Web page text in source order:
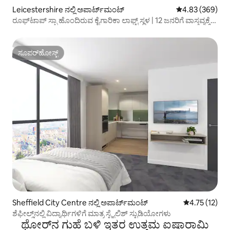
Leicestershire ನಲ್ಲಿ ಅಪಾರ್ಟ್‌ಮಂಟ್ 5 ರಲ್ಲಿ 4.83
4.83 (369)
ರೂಫ್‌ಟಾಪ್ ಸ್ಪಾ ಹೊಂದಿರುವ ಕೈಗಾರಿಕಾ ಲಾಫ್ಟ್ ಸ್ಥಳ | 12 ಜನರಿಗೆ ವಾಸ್ತವ್ಯಕ್ಕೆ
ಸೂಪರ್‌ಹೋಸ್ಟ್
ಸೂಪರ್‌ಹೋಸ್ಟ್
Sheffield City Centre ನಲ್ಲಿ ಅಪಾರ್ಟ್‌ಮಂಟ್ 5 ರಲ್ಲಿ 4.75
4.75 (12)
ಶೆಫೀಲ್ಡ್‌ನಲ್ಲಿ ವಿದ್ಯಾರ್ಥಿಗಳಿಗೆ ಮಾತ್ರ ಸ್ಟೈಲಿಶ್ ಸ್ಟುಡಿಯೋಗಳು
ಥೋರ್‌ನ ಗುಹೆ ಬಳಿ ಇತರ ಉತ್ತಮ ಐಷಾರಾಮಿ